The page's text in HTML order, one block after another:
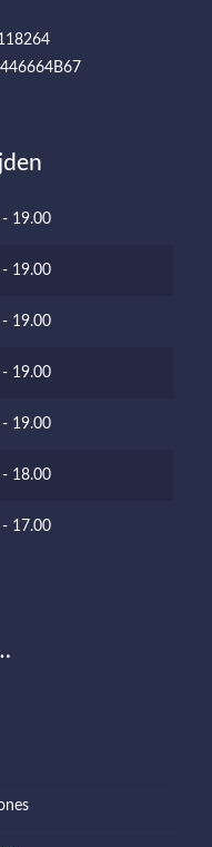
19.00
19.00
19.00
19.00
19.00
18.00
17.00